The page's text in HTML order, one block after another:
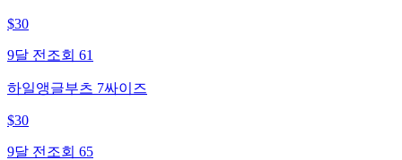
$30
9달 전 조회 61
하일앵글부츠 7싸이즈
$30
9달 전 조회 65